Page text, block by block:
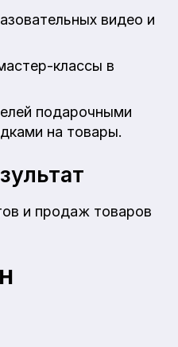
видео и
классы в
подарочными
на товары.
и продаж товаров